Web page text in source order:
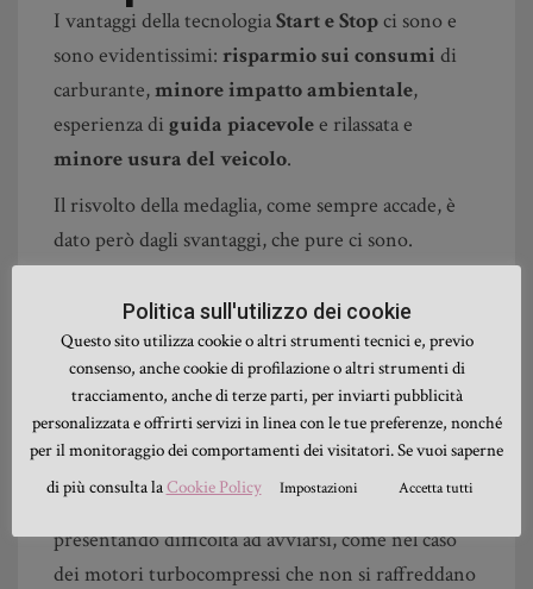
I vantaggi della tecnologiaStart e Stopci sono e
sono evidentissimi: risparmio sui consumi di
carburante,minore impatto ambientale,
esperienza di guida piacevolee rilassata e
minore usura del veicolo.
Il risvolto della medaglia, come sempre accade, è
dato però dagli svantaggi, che pure ci sono.
incontro ad una minore usura del motore, è anche
vero che di contro si può verificare unamaggiore
usura della componentistica meccanicache
riguarda il funzionamento della batteria.
motore freddo o con climatizzatore acceso
presentando difficoltà ad avviarsi, come nel caso
dei motori turbocompressi che non si raffreddano
Politica sull'utilizzo dei cookie
Questo sito utilizza cookie o altri strumenti tecnici e, previo
consenso, anche cookie di profilazione o altri strumenti di
tracciamento, anche di terze parti, per inviarti pubblicità
personalizzata e offrirti servizi in linea con le tue preferenze, nonché
per il monitoraggio dei comportamenti dei visitatori. Se vuoi saperne
di più consulta laCookie Policy Impostazioni Accetta tutti